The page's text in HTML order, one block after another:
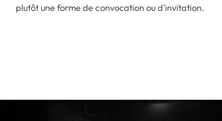
plutôt une forme de convocation ou d'invitation.